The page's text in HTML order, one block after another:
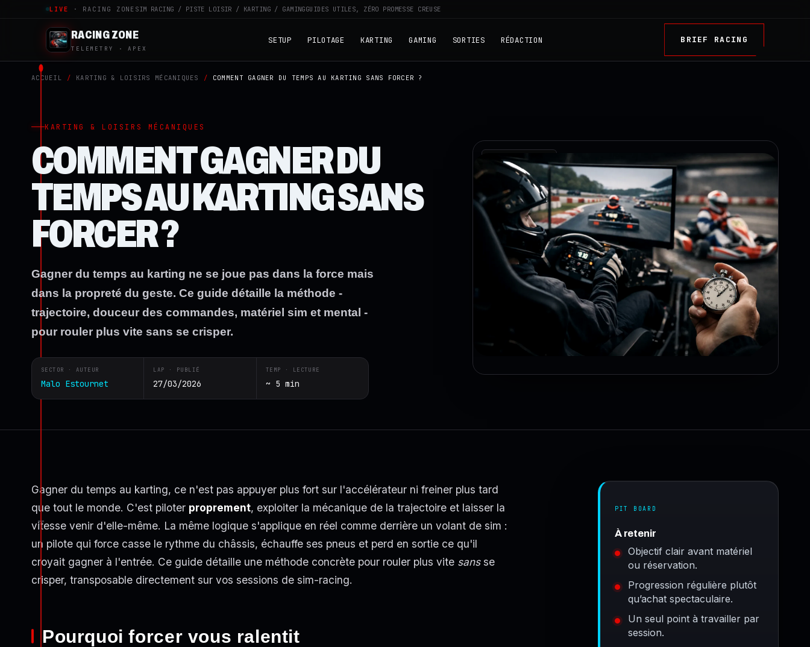
LIVE · RACING ZONE SIM RACING / PISTE LOISIR / KARTING / GAMINGGUIDES UTILES, ZÉRO PROMESSE CREUSE
RACING ZONE
TELEMETRY · APEX
SETUP PILOTAGE KARTING GAMING SORTIES RÉDACTION BRIEF RACING
ACCUEIL / KARTING & LOISIRS MÉCANIQUES / COMMENT GAGNER DU TEMPS AU KARTING SANS FORCER ?
KARTING & LOISIRS MÉCANIQUES
COMMENT GAGNER DU
TEMPS AU KARTING SANS
FORCER ?
Gagner du temps au karting ne se joue pas dans la force mais
dans la propreté du geste. Ce guide détaille la méthode -
trajectoire, douceur des commandes, matériel sim et mental -
pour rouler plus vite sans se crisper.
SECTOR · AUTEUR
Malo Estournet
LAP · PUBLIÉ
27/03/2026
TEMP · LECTURE
~ 5 min
RZ · TELEMETRY
Gagner du temps au karting, ce n'est pas appuyer plus fort sur l'accélérateur ni freiner plus tard
que tout le monde. C'est piloter proprement, exploiter la mécanique de la trajectoire et laisser la
vitesse venir d'elle-même. La même logique s'applique en réel comme derrière un volant de sim :
un pilote qui force casse le rythme du châssis, échauffe ses pneus et perd en sortie ce qu'il
croyait gagner à l'entrée. Ce guide détaille une méthode concrète pour rouler plus vite sansse
crisper, transposable directement sur vos sessions de sim-racing.
Pourquoi forcer vous ralentit
PIT BOARD
À retenir
Objectif clair avant matériel
ou réservation.
Progression régulière plutôt
qu’achat spectaculaire.
Un seul point à travailler par
session.